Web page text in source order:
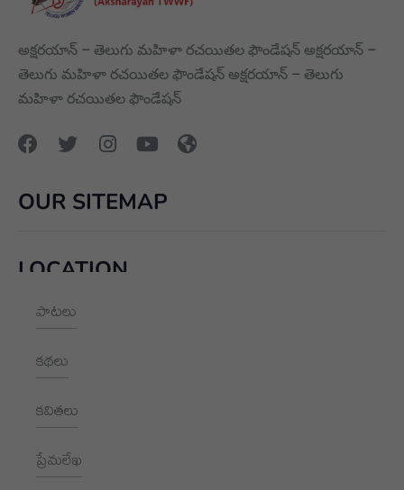
అక్షరయాన్ – తెలుగు మహిళా రచయితల ఫౌండేషన్ అక్షరయాన్ –
తెలుగు మహిళా రచయితల ఫౌండేషన్ అక్షరయాన్ – తెలుగు
మహిళా రచయితల ఫౌండేషన్
OUR SITEMAP
పాటలు
కథలు
కవితలు
ప్రేమలేఖ
LOCATION
+91 9989928562
hello@aksharayan.com
1002, Royal Pavilion, A Block,